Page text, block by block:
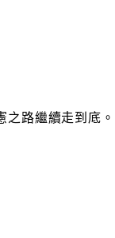
路繼續走到底。